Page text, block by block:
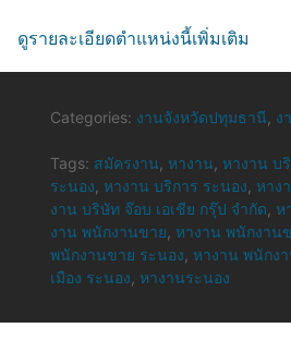
ดูรายละเอียดตำแหน่งนี้เพิ่มเติม
Categories: งานจังหวัดปทุมธานี ง
Tags: สมัครงาน หางาน หางาน บ
ระนอง หางาน บริการ ระนอง หาง
งาน บริษัท จ๊อบ เอเชีย กรุ๊ป จำกัด ห
งาน พนักงานขาย หางาน พนักงาน
พนักงานขาย ระนอง หางาน พนักง
เมือง ระนอง หางานระนอง